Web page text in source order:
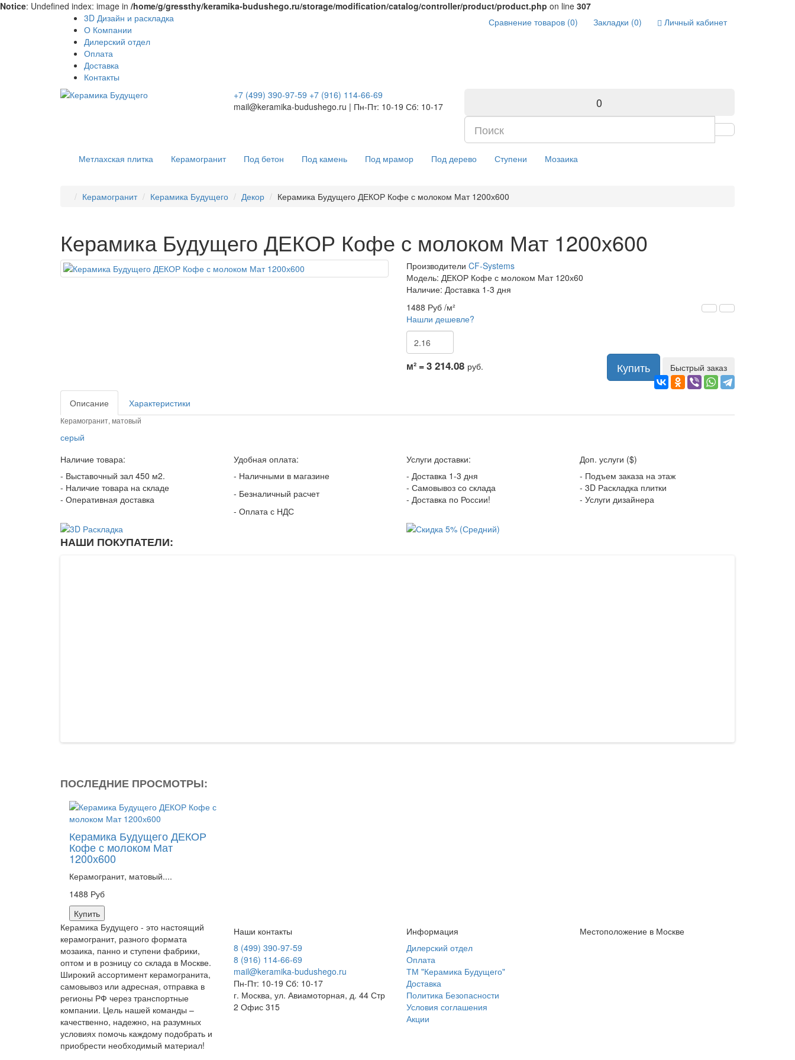
Notice: Undefined index: image in /home/g/gressthy/keramika-budushego.ru/storage/modification/catalog/controller/product/product.php on line 307
3D Дизайн и раскладка
О Компании
Дилерский отдел
Оплата
Доставка
Контакты
Личный кабинет
Закладки (0)
Сравнение товаров (0)
+7 (499) 390-97-59 +7 (916) 114-66-69
mail@keramika-budushego.ru | Пн-Пт: 10-19 Сб: 10-17
0
Метлахская плитка Керамогранит Под бетон Под камень Под мрамор Под дерево Ступени Мозаика
Керамогранит Керамика Будущего Декор Керамика Будущего ДЕКОР Кофе с молоком Мат 1200х600
Керамика Будущего ДЕКОР Кофе с молоком Мат 1200х600
Производители CF-Systems
Модель: ДЕКОР Кофе с молоком Мат 120х60
Наличие: Доставка 1-3 дня
1488 Руб /м²
Нашли дешевле?
м² =3 214.08 руб. Купить Быстрый заказ
Описание Характеристики
Керамогранит, матовый
серый
Наличие товара:
- Выставочный зал 450 м2.
- Наличие товара на складе
- Оперативная доставка
Удобная оплата:
- Наличными в магазине
- Безналичный расчет
- Оплата с НДС
Услуги доставки:
- Доставка 1-3 дня
- Самовывоз со склада
- Доставка по России!
Доп. услуги ($)
- Подъем заказа на этаж
- 3D Раскладка плитки
- Услуги дизайнера
НАШИ ПОКУПАТЕЛИ:
ПОСЛЕДНИЕ ПРОСМОТРЫ:
Керамика Будущего ДЕКОР
Кофе с молоком Мат
1200х600
Керамогранит, матовый....
1488 Руб
Купить
Керамика Будущего - это настоящий
керамогранит, разного формата
мозаика, панно и ступени фабрики,
оптом и в розницу со склада в Москве.
Широкий ассортимент керамогранита,
самовывоз или адресная, отправка в
регионы РФ через транспортные
компании. Цель нашей команды –
качественно, надежно, на разумных
условиях помочь каждому подобрать и
приобрести необходимый материал!
Наши контакты
8 (499) 390-97-59
8 (916) 114-66-69
mail@keramika-budushego.ru
Пн-Пт: 10-19 Сб: 10-17
г. Москва, ул. Авиамоторная, д. 44 Стр
2 Офис 315
Информация
Дилерский отдел
Оплата
ТМ "Керамика Будущего"
Доставка
Политика Безопасности
Условия соглашения
Акции
Местоположение в Москве